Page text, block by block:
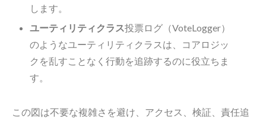
します。
ユーティリティクラス投票ログ（VoteLogger）
のようなユーティリティクラスは、コアロジッ
クを乱すことなく行動を追跡するのに役立ちま
す。
この図は不要な複雑さを避け、アクセス、検証、責任追